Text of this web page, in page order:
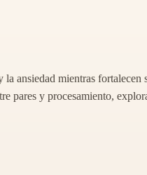
ansiedad mientras fortalecen
pares y procesamiento,